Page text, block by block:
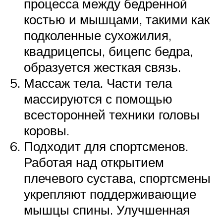
процесса между бедренной
костью и мышцами, такими как
подколенные сухожилия,
квадрицепсы, бицепс бедра,
образуется жесткая связь.
Массаж тела. Части тела
массируются с помощью
всесторонней техники головы
коровы.
Подходит для спортсменов.
Работая над открытием
плечевого сустава, спортсмены
укрепляют поддерживающие
мышцы спины. Улучшенная